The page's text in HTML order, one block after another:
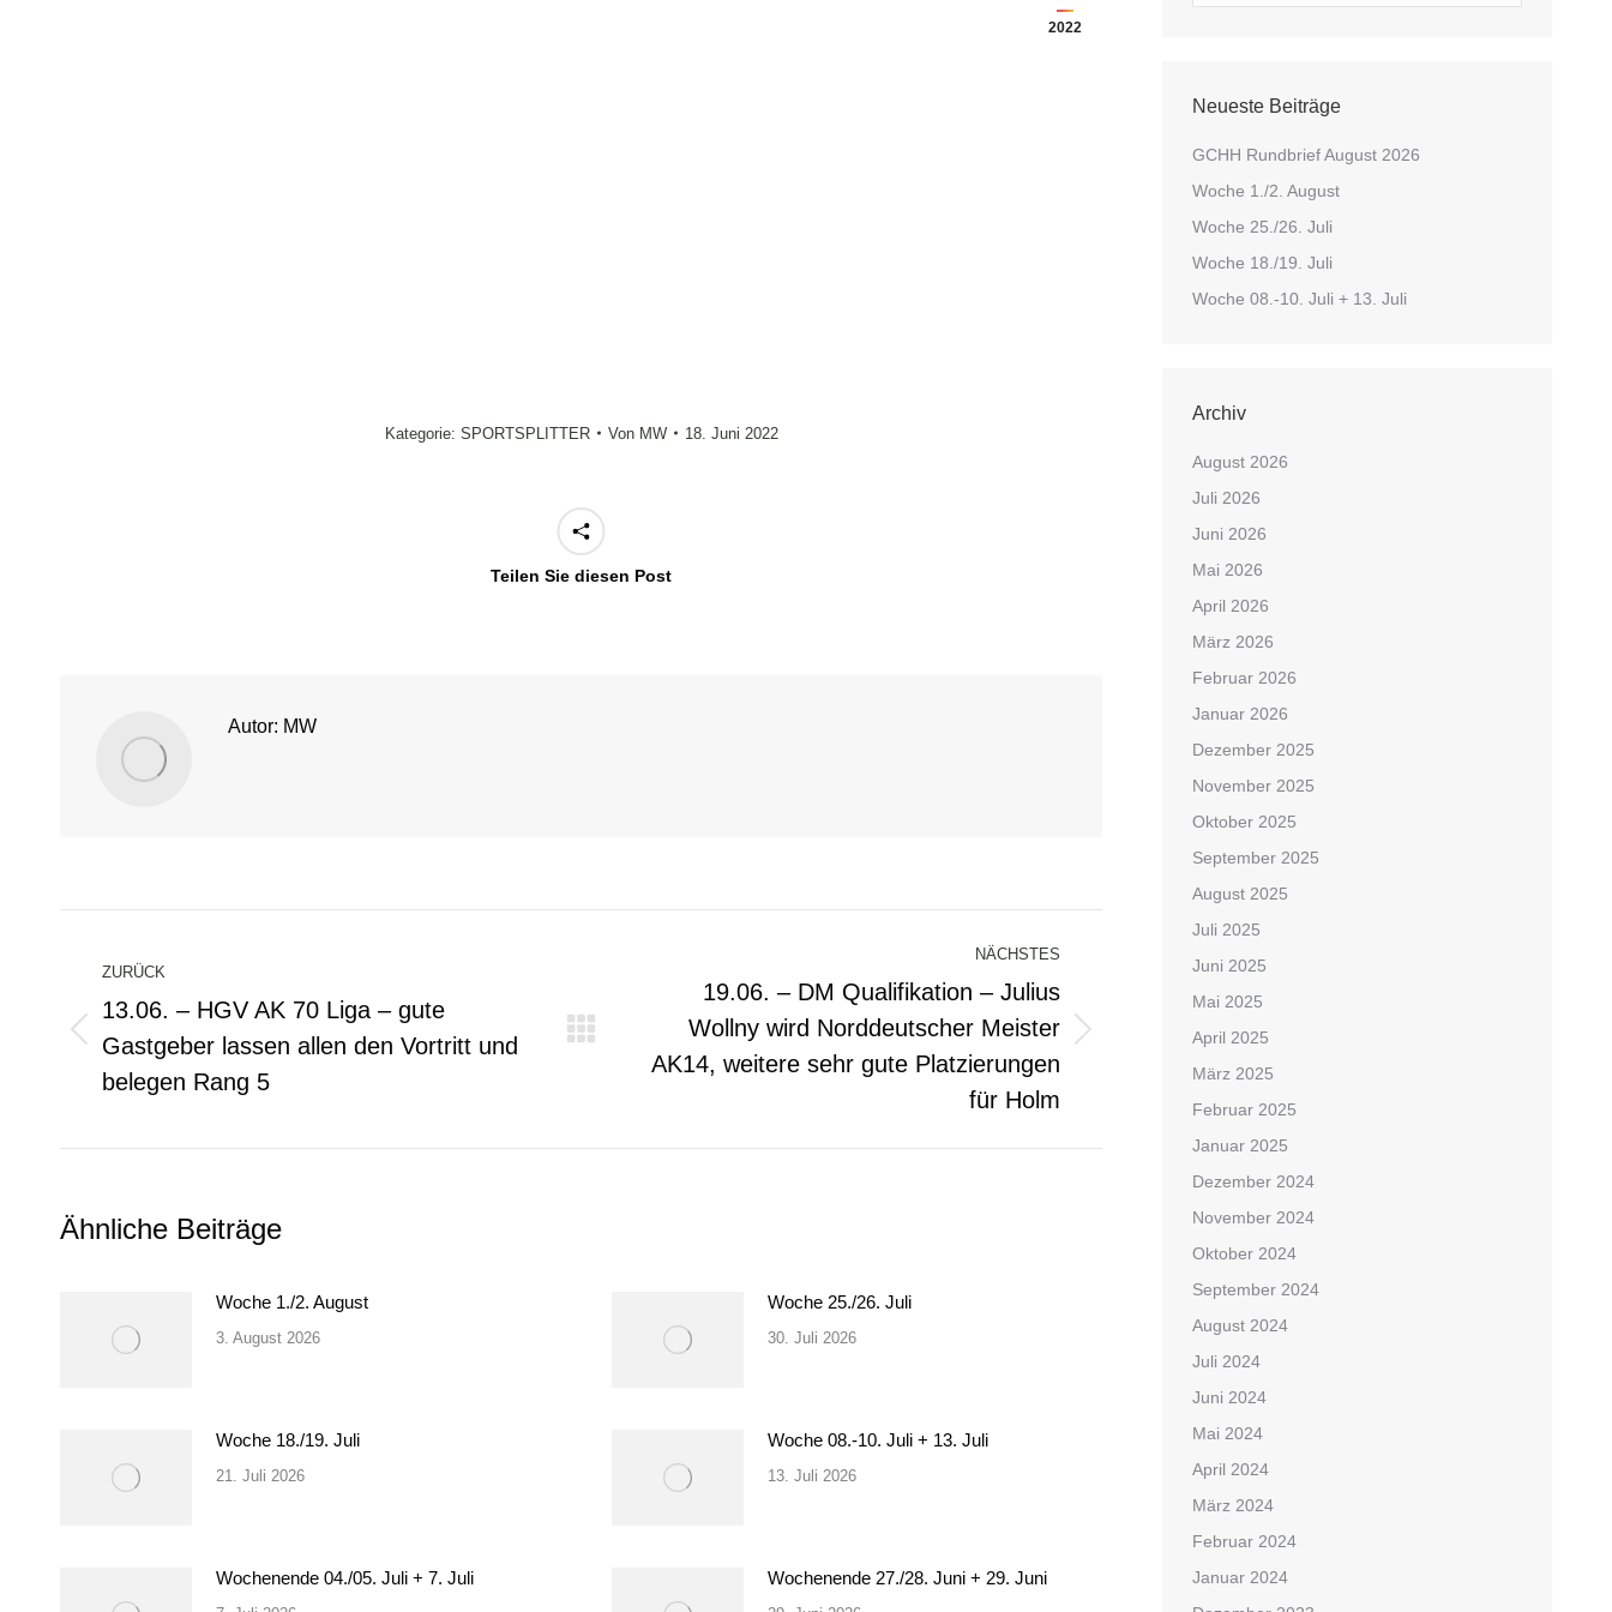
2022
Kategorie: SPORTSPLITTER Von MW 18. Juni 2022
Teilen Sie diesen Post
Autor: MW
ZURÜCK
Vorheriger
Beitrag:
13.06. – HGV AK 70 Liga – gute
Gastgeber lassen allen den Vortritt und
belegen Rang 5
NÄCHSTES
Nächster
Beitrag:
19.06. – DM Qualifikation – Julius
Wollny wird Norddeutscher Meister
AK14, weitere sehr gute Platzierungen
für Holm
Ähnliche Beiträge
Woche 1./2. August
3. August 2026
Woche 25./26. Juli
30. Juli 2026
Woche 18./19. Juli
21. Juli 2026
Woche 08.-10. Juli + 13. Juli
13. Juli 2026
Wochenende 04./05. Juli + 7. Juli Wochenende 27./28. Juni + 29. Juni
Neueste Beiträge
GCHH Rundbrief August 2026
Woche 1./2. August
Woche 25./26. Juli
Woche 18./19. Juli
Woche 08.-10. Juli + 13. Juli
Archiv
August 2026
Juli 2026
Juni 2026
Mai 2026
April 2026
März 2026
Februar 2026
Januar 2026
Dezember 2025
November 2025
Oktober 2025
September 2025
August 2025
Juli 2025
Juni 2025
Mai 2025
April 2025
März 2025
Februar 2025
Januar 2025
Dezember 2024
November 2024
Oktober 2024
September 2024
August 2024
Juli 2024
Juni 2024
Mai 2024
April 2024
März 2024
Februar 2024
Januar 2024